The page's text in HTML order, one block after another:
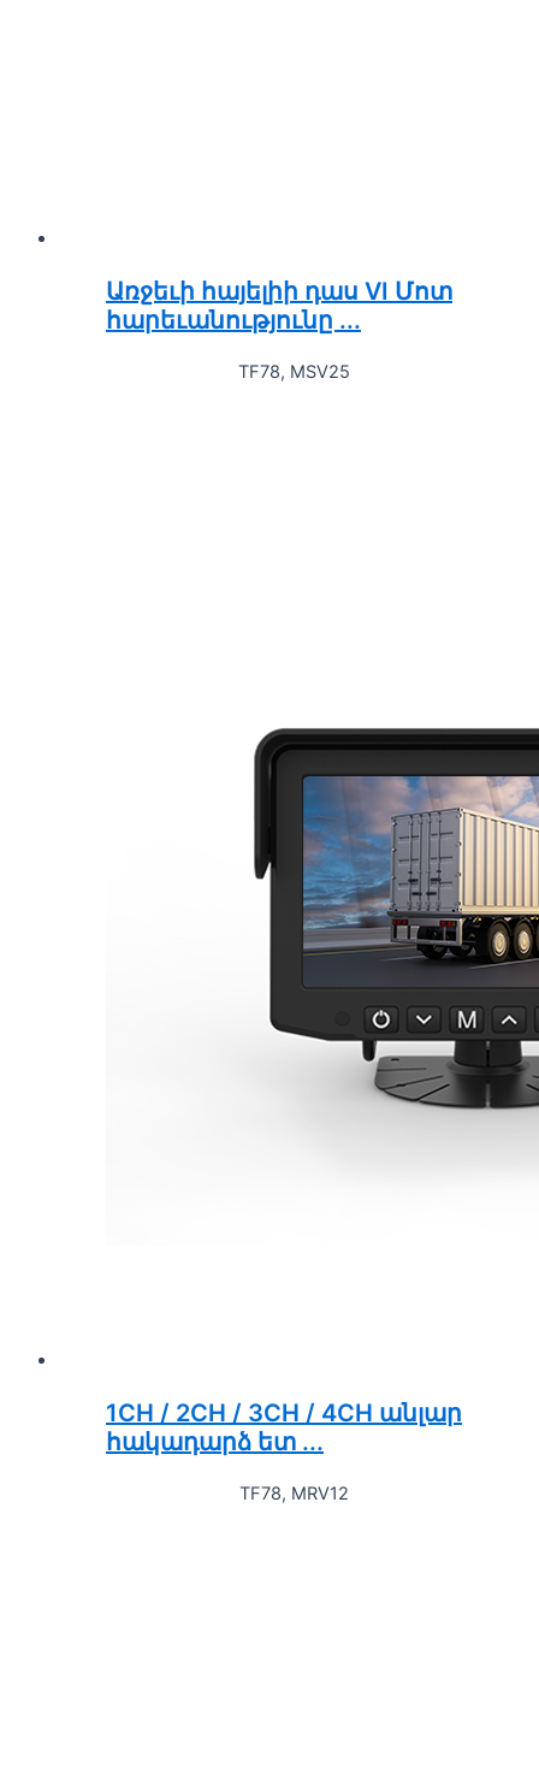
Առջեւի հայելիի դաս VI Մոտ
հարեւանությունը ...
TF78, MSV25
1CH / 2CH / 3CH / 4CH անլար
հակադարձ ետ ...
TF78, MRV12